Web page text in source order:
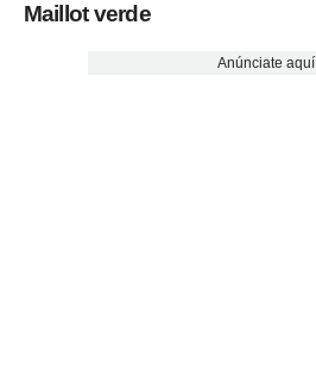
Maillot verde
Anúnciate aquí